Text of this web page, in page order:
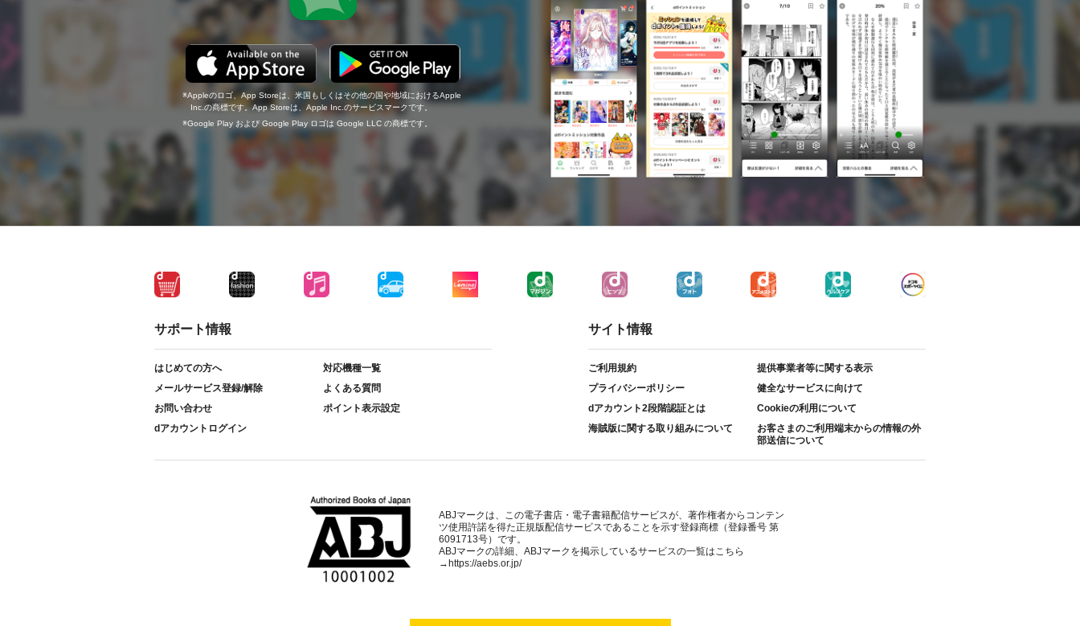
Appleのロゴ、App Storeは、米国もしくはその他の国や地域におけるApple
Inc.の商標です。App Storeは、Apple Inc.のサービスマークです。
Google Play および Google Play ロゴは Google LLC の商標です。
サポート情報
はじめての方へ
対応機種一覧
メールサービス登録/解除
よくある質問
お問い合わせ
ポイント表示設定
dアカウントログイン
サイト情報
ご利用規約
提供事業者等に関する表示
プライバシーポリシー
健全なサービスに向けて
dアカウント2段階認証とは
Cookieの利用について
海賊版に関する取り組みについて
お客さまのご利用端末からの情報の外
部送信について
ABJマークは、この電子書店・電子書籍配信サービスが、著作権者からコンテン
ツ使用許諾を得た正規版配信サービスであることを示す登録商標（登録番号 第
6091713号）です。
ABJマークの詳細、ABJマークを掲示しているサービスの一覧はこちら
→https://aebs.or.jp/